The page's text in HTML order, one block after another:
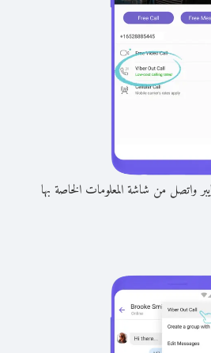
واتصل من شاشة المعلومات الخاصة بها